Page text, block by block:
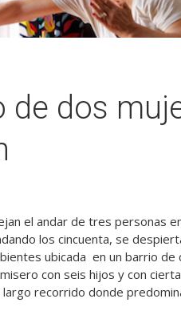
de dos
el andar de tres personas
los cincuenta, se
ubicada en un barrio
con seis hijos y con
recorrido donde